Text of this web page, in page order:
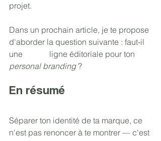
projet.
Dans un prochain article, je te propose
d'aborder la question suivante : faut-il
une 		ligne éditoriale pour ton
personal branding ?
En résumé
Séparer ton identité de ta marque, ce
n'est pas renoncer à te montrer — c'est